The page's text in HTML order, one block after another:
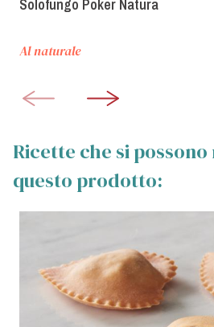
Solofungo Poker Natura
Al naturale
Ricette che si
questo prodotto: